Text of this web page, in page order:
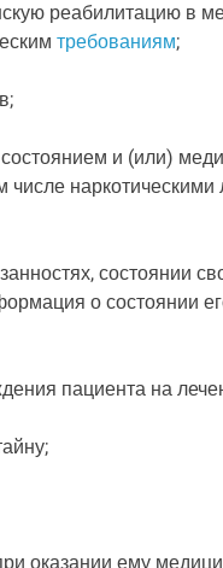
реабилитацию в
требованиям;
и (или)
состоянии
о состоянии
пациента на
оказании ему